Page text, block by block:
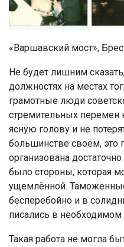
«Варшавский мост»,
Не будет лишним
должностях на местах
грамотные люди
стремительных перемен
ясную голову и не
большинстве своём, это
организована
было стороны, которая
ущемлённой.
бесперебойно и в
писались в необходимом
Такая работа не могла